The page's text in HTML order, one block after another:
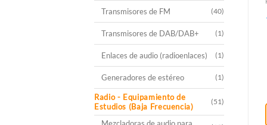
Transmisores de FM (40)
Transmisores de DAB/DAB+ (1)
Enlaces de audio (radioenlaces) (1)
Generadores de estéreo (1)
Radio - Equipamiento de
Estudios (Baja Frecuencia)
(51)